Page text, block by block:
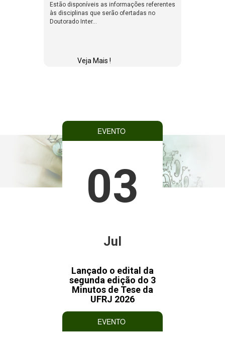
Estão disponíveis as informações referentes
às disciplinas que serão ofertadas no
Doutorado Inter...
Veja Mais !
EVENTO
03
Jul
Lançado o edital da
segunda edição do 3
Minutos de Tese da
UFRJ 2026
EVENTO